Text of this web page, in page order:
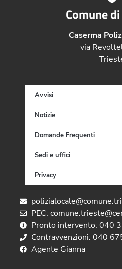
Comune
Caserma
via
Avvisi
Notizie
Domande Frequenti
Sedi e uffici
Privacy
PEC:
Pronto intervento: 040
Contravvenzioni: 040
Agente Gianna